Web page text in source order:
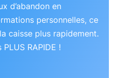
d’abandon en
personnelles, ce
caisse plus rapidement.
RAPIDE !